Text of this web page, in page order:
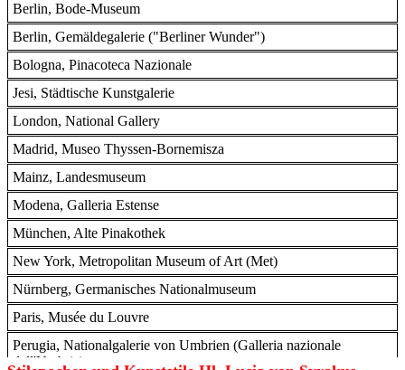
Nur hier
Lorenzo Lotto
1480 Venedig - 1557 Loreto
Hochrenaissance (Italien) , Hochrenaissance (Venedig)
Nur hier
Maestro dei Polittici di Bologna (Pseudo Jacopino)
Nur hier
Maestro del Redentore
Gotik (Italien)
Nur hier
Mariotto Albertinelli
1474 Florenz - 1515 Florenz
Renaissance (Rom) , Renaissance (Florenz)
Nur hier
Meister der Königsbacher Kreuzigung
Meister des Augustiner-Altars
Spätgotik (Deutschland) , Spätgotik (Nürnberg)
Nur hier
Paolo di Giovanni Fei
1345 San Quirico d’Orcia - 1411 Siena
Spätgotik (Italien) , Spätgotik (Siena) , Frührenaissance (Italien) ,
Frührenaissance (Siena)
Berlin, Bode-Museum
Berlin, Gemäldegalerie ("Berliner Wunder")
Bologna, Pinacoteca Nazionale
Jesi, Städtische Kunstgalerie
London, National Gallery
Madrid, Museo Thyssen-Bornemisza
Mainz, Landesmuseum
Modena, Galleria Estense
München, Alte Pinakothek
New York, Metropolitan Museum of Art (Met)
Nürnberg, Germanisches Nationalmuseum
Paris, Musée du Louvre
Perugia, Nationalgalerie von Umbrien (Galleria nazionale
dell'Umbria)